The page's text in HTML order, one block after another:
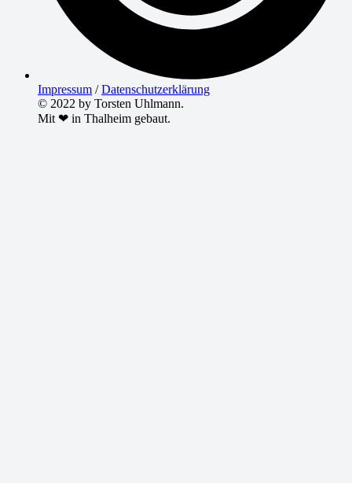
Impressum /Datenschutzerklärung
© 2022 by Torsten Uhlmann.
Mit ❤ in Thalheim gebaut.